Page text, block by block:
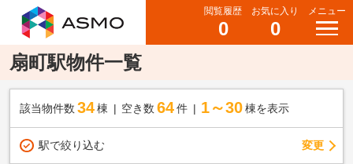
閲覧履歴
0
お気に入り
0
メニュー
扇町駅物件一覧
該当物件数 34棟 空き数 64 件 1～30 棟を表示
駅で絞り込む 変更